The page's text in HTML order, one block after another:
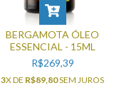
BERGAMOTA ÓLEO
ESSENCIAL - 15ML
R$269,39
3X DE R$89,80SEM JUROS